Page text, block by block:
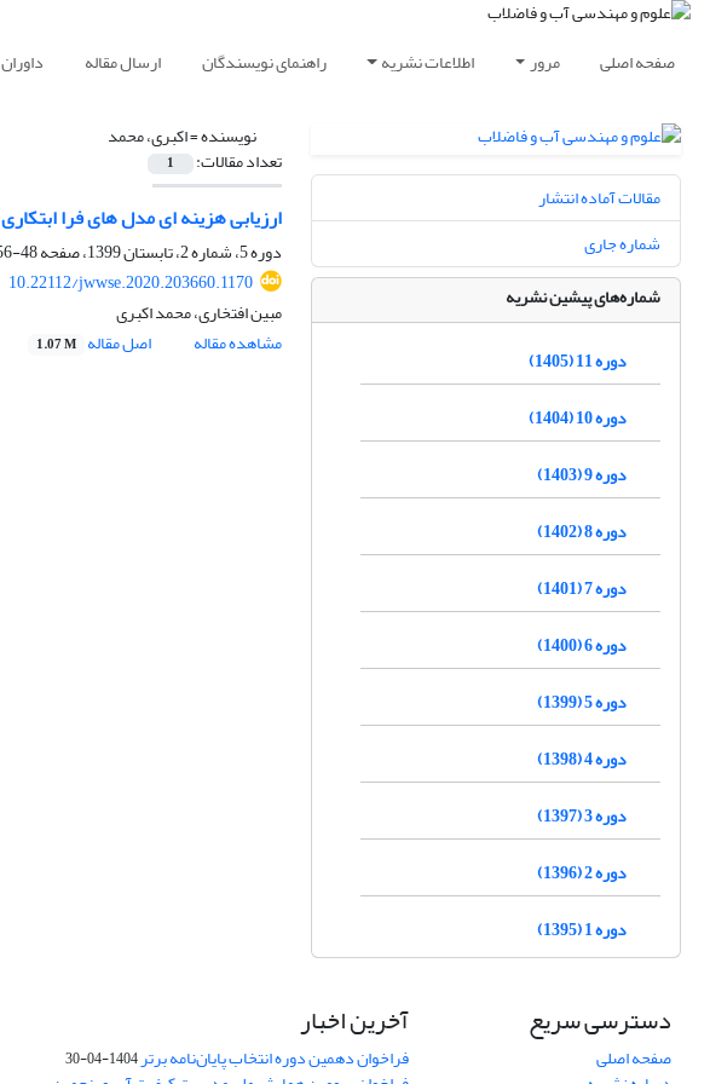
صفحه اصلی مرور اطلاعات نشریه راهنمای نویسندگان ارسال مقاله داوران
نویسنده =اکبری، محمد
تعداد مقالات: 1
ارزیابی هزینه‎ ای مدل‎ های فرا ابتکاری مورد استفاده در طراحی شبکه توزیع آب شهری
دوره 5، شماره 2، تابستان 1399، صفحه
48-56
10.22112/jwwse.2020.203660.1170
مبین افتخاری، محمد اکبری
مشاهده مقاله
اصل مقاله 1.07 M
مقالات آماده انتشار
شماره جاری
شماره‌های پیشین نشریه
دوره 11 (1405)
دوره 10 (1404)
دوره 9 (1403)
دوره 8 (1402)
دوره 7 (1401)
دوره 6 (1400)
دوره 5 (1399)
دوره 4 (1398)
دوره 3 (1397)
دوره 2 (1396)
دوره 1 (1395)
دسترسی سریع
صفحه اصلی
آخرین اخبار
فراخوان دهمین دوره انتخاب پایان‌نامه برتر1404-04-30